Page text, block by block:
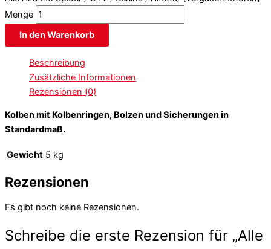
Menge
In den Warenkorb
Beschreibung
Zusätzliche Informationen
Rezensionen (0)
Kolben mit Kolbenringen, Bolzen und Sicherungen in
Standardmaß.
Gewicht 5 kg
Rezensionen
Es gibt noch keine Rezensionen.
Schreibe die erste Rezension für „Alle